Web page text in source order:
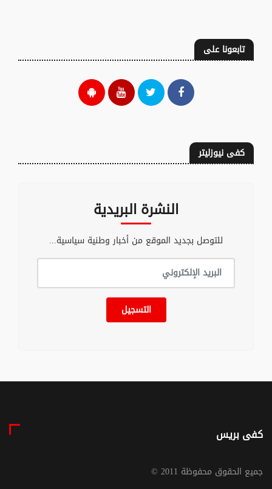
تابعونا على
كفى نيوزليتر
النشرة البريدية
للتوصل بجديد الموقع من أخبار وطنية سياسية...
التسجيل
كفى بريس
© جميع الحقوق محفوظة 2011